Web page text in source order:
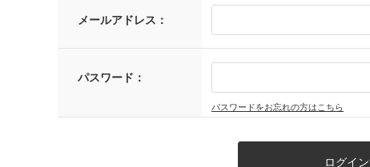
メールアドレス：
パスワード：
パスワードをお忘れの方はこちら